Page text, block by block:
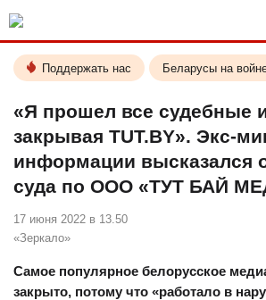
Поддержать нас Беларусы на
«Я прошел все судебные
закрывая TUT.BY». Экс-
информации высказался
суда по ООО «ТУТ БАЙ
17 июня 2022 в 13.50
«Зеркало»
Самое популярное белорусское
закрыто, потому что «работало в